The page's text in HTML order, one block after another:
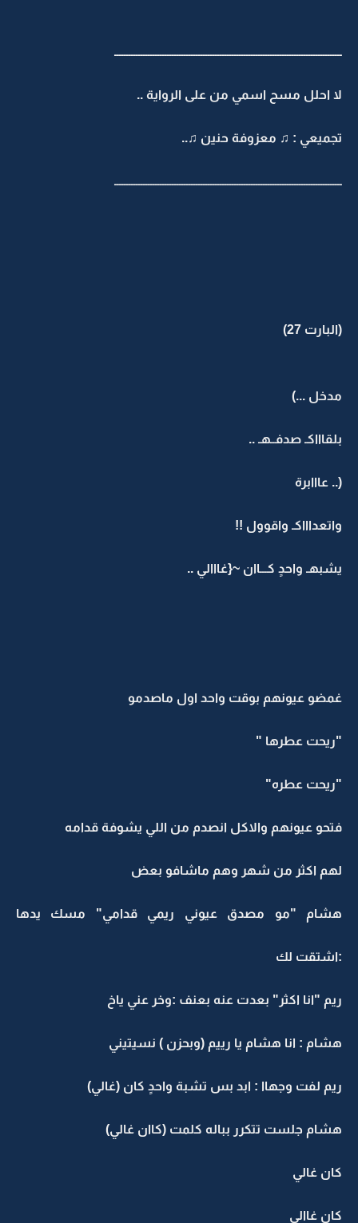
ـــــــــــــــــــــــــــــــــــــــــــــــــــــــــــــــــــــــــــــــــــــــــــــــ
لا احلل مسح اسمي من على الرواية ..
تجميعي : ♫ معزوفة حنين ♫..
ـــــــــــــــــــــــــــــــــــــــــــــــــــــــــــــــــــــــــــــــــــــــــــــــ
(البارت 27)
مدخل ...)
بلقاااكـ صدفــهـ ..
(.. عااابرة
واتعداااكـ واقوول !!
يشبهـ واحدٍ كـــاان ~{غااالي ..
غمضو عيونهم بوقت واحد اول ماصدمو
"ريحت عطرها "
"ريحت عطره"
فتحو عيونهم والاكل انصدم من اللي يشوفة قدامه
لهم اكثر من شهر وهم ماشافو بعض
هشام "مو مصدق عيوني ريمي قدامي" مسك يدها
:اشتقت لك
ريم "انا اكثر" بعدت عنه بعنف :وخر عني ياخ
هشام : انا هشام يا رييم (وبحزن ) نسيتيني
ريم لفت وجهاا : ابد بس تشبة واحدٍ كان (غالي)
هشام جلست تتكرر بباله كلمت (كاان غالي)
كان غالي
كان غاالي